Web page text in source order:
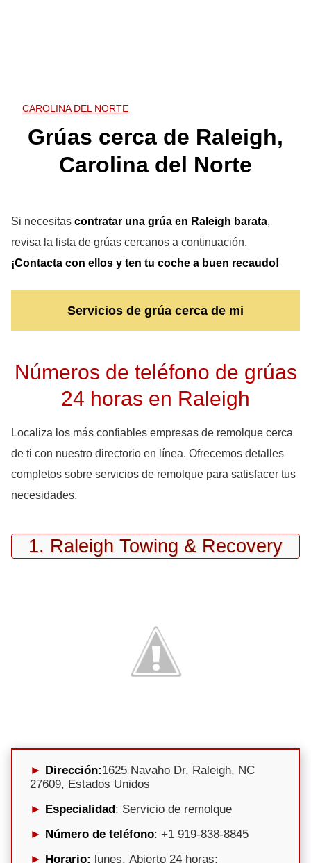
CAROLINA DEL NORTE
Grúas cerca de Raleigh,
Carolina del Norte
Si necesitas contratar una grúa en Raleigh barata,
revisa la lista de grúas cercanos a continuación.
¡Contacta con ellos y ten tu coche a buen recaudo!
Servicios de grúa cerca de mi
Números de teléfono de grúas
24 horas en Raleigh
Localiza los más confiables empresas de remolque cerca
de ti con nuestro directorio en línea. Ofrecemos detalles
completos sobre servicios de remolque para satisfacer tus
necesidades.
1. Raleigh Towing & Recovery
Dirección:1625 Navaho Dr, Raleigh, NC
27609, Estados Unidos
Especialidad : Servicio de remolque
Número de teléfono: +1 919-838-8845
Horario:
lunes, Abierto 24 horas;